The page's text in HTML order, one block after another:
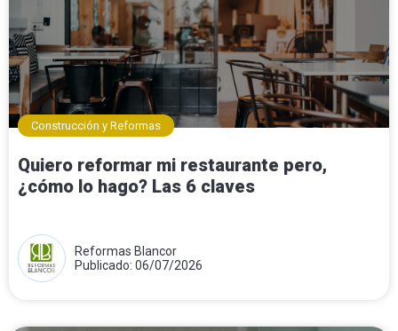
Construcción y Reformas
Quiero reformar mi restaurante pero,
¿cómo lo hago? Las 6 claves
Reformas Blancor
Publicado: 06/07/2026